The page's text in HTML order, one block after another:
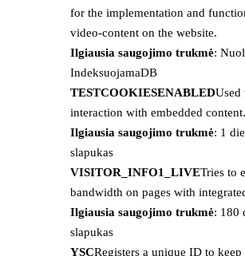
for the implementation and
video-content on the website.
Ilgiausia saugojimo trukmė:
IndeksuojamaDB
TESTCOOKIESENABLEDUsed
interaction with embedded content.
Ilgiausia saugojimo trukmė: 1
slapukas
VISITOR_INFO1_LIVETries to
bandwidth on pages with
Ilgiausia saugojimo trukmė: 180
slapukas
YSCRegisters a unique ID to